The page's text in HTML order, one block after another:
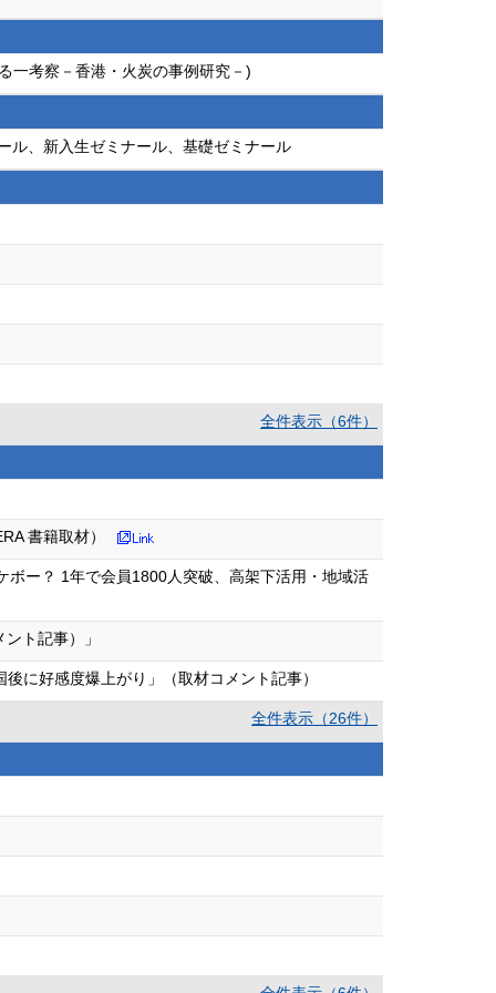
一考察－香港・火炭の事例研究－)
ル、新入生ゼミナール、基礎ゼミナール
全件表示（6件）
書籍取材）
ー？ 1年で会員1800人突破、高架下活用・地域活
ト記事）」
に好感度爆上がり」（取材コメント記事）
全件表示（26件）